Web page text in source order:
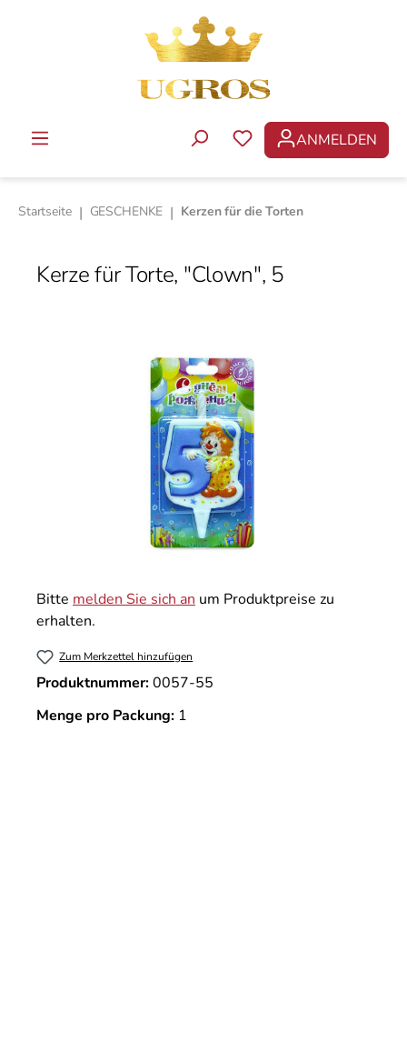
DU HAST 0
ANMELDEN
Startseite | GESCHENKE | Kerzen für die Torten
Kerze für Torte, "Clown", 5
Bitte melden Sie sich an um Produktpreise zu
erhalten.
Zum Merkzettel hinzufügen
Produktnummer:0057-55
Menge pro Packung: 1